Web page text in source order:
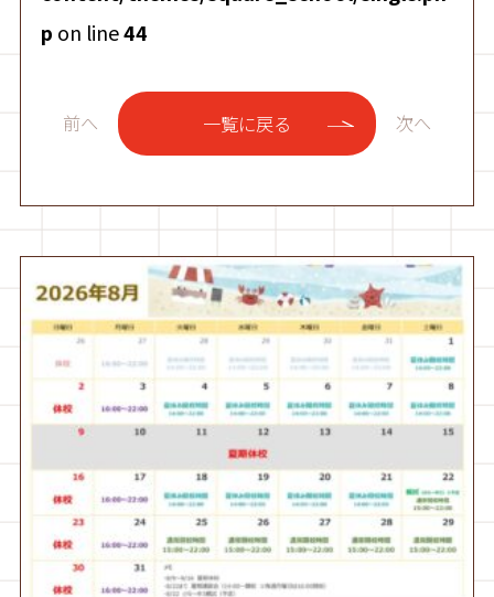
p on line44
前へ 一覧に戻る 次へ